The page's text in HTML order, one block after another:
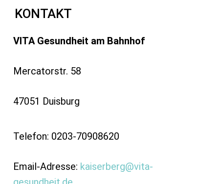
KONTAKT
VITA Gesundheit am Bahnhof
Mercatorstr. 58
47051 Duisburg
Telefon: 0203-70908620
Email-Adresse: kaiserberg@vita-